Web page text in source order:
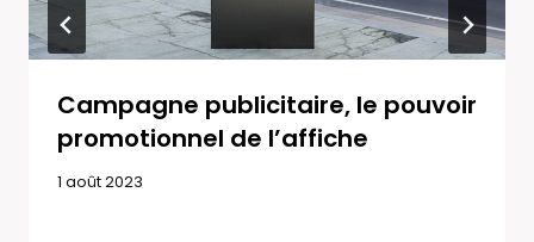
Campagne publicitaire, le pouvoir
promotionnel de l’affiche
1 août 2023